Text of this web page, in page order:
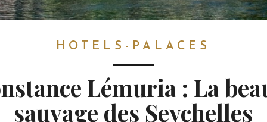
HOTELS-PALACES
Lémuria : La
sauvage des Seychelles